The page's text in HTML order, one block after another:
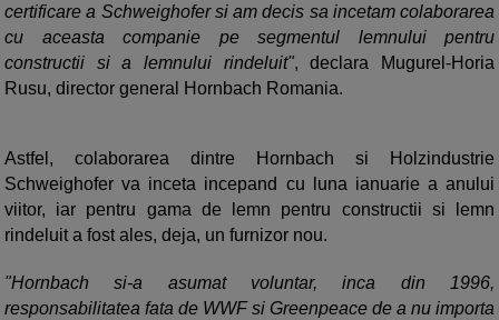
certificare a Schweighofer si am decis sa incetam colaborarea
cu aceasta companie pe segmentul lemnului pentru
constructii si a lemnului rindeluit", declara Mugurel-Horia
Rusu, director general Hornbach Romania.
Astfel, colaborarea dintre Hornbach si Holzindustrie
Schweighofer va inceta incepand cu luna ianuarie a anului
viitor, iar pentru gama de lemn pentru constructii si lemn
rindeluit a fost ales, deja, un furnizor nou.
"Hornbach si-a asumat voluntar, inca din 1996,
responsabilitatea fata de WWF si Greenpeace de a nu importa